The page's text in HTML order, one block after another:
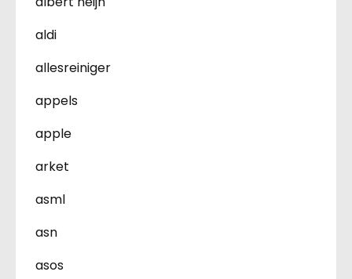
aldi
allesreiniger
appels
apple
arket
asml
asn
asos